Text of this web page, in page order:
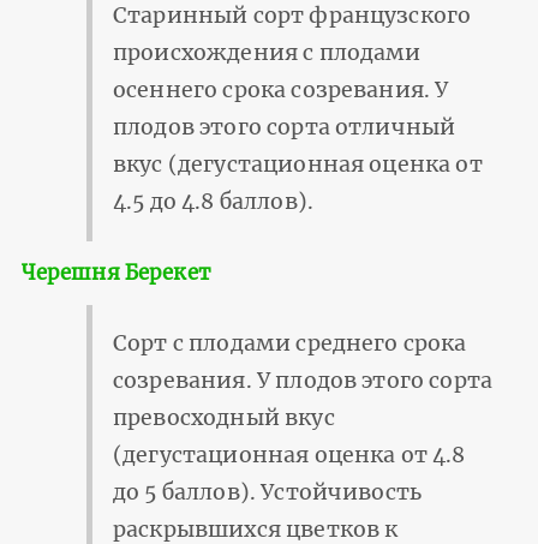
Старинный сорт французского
происхождения с плодами
осеннего срока созревания. У
плодов этого сорта отличный
вкус (дегустационная оценка от
4.5 до 4.8 баллов).
Черешня Берекет
Сорт с плодами среднего срока
созревания. У плодов этого сорта
превосходный вкус
(дегустационная оценка от 4.8
до 5 баллов). Устойчивость
раскрывшихся цветков к